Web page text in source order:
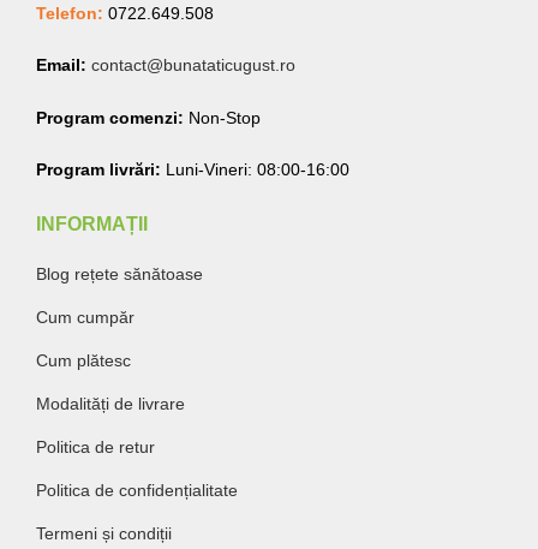
Telefon: 0722.649.508
Email: contact@bunataticugust.ro
Program comenzi: Non-Stop
Program livrări: Luni-Vineri: 08:00-16:00
INFORMAȚII
Blog rețete sănătoase
Cum cumpăr
Cum plătesc
Modalități de livrare
Politica de retur
Politica de confidențialitate
Termeni și condiții